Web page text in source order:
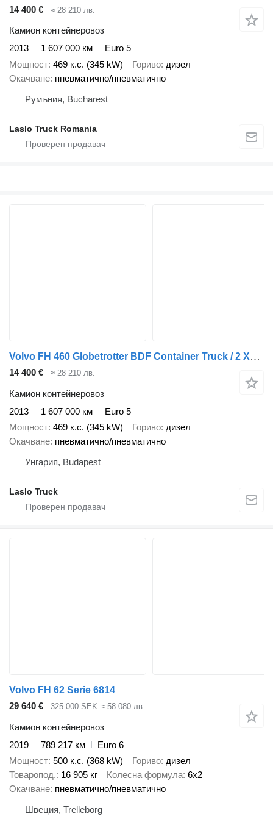
14 400 € ≈ 28 210 лв.
Камион контейнеровоз
2013
1 607 000 км
Euro 5
Мощност 469 к.с. (345 kW) Гориво дизел
Окачване пневматично/пневматично
Румъния, Bucharest
Laslo Truck Romania
Volvo FH 460 Globetrotter BDF Container Truck / 2 XL Fuel Tanks / Full
14 400 € ≈ 28 210 лв.
Камион контейнеровоз
2013
1 607 000 км
Euro 5
Мощност 469 к.с. (345 kW) Гориво дизел
Окачване пневматично/пневматично
Унгария, Budapest
Laslo Truck
Volvo FH 62 Serie 6814
29 640 €
325 000 SEK ≈ 58 080 лв.
Камион контейнеровоз
2019
789 217 км
Euro 6
Мощност 500 к.с. (368 kW) Гориво дизел
Товаропод. 16 905 кг Колесна формула 6x2
Окачване пневматично/пневматично
Швеция, Trelleborg